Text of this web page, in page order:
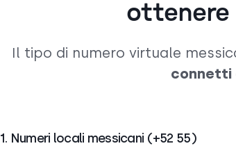
ottenere
Il tipo di numero virtuale
connetti
1. Numeri locali messicani (+52 55)